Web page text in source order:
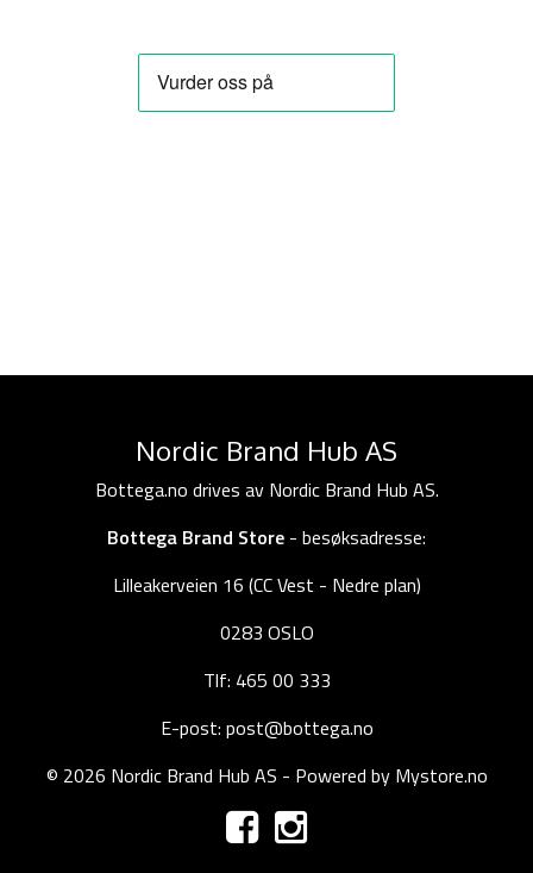
Nordic Brand Hub AS
Bottega.no drives av Nordic Brand Hub AS.
Bottega Brand Store - besøksadresse:
Lilleakerveien 16 (CC Vest - Nedre plan)
0283 OSLO
Tlf: 465 00 333
E-post: post@bottega.no
© 2026 Nordic Brand Hub AS - Powered by Mystore.no